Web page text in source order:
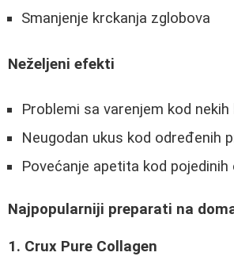
Smanjenje krckanja zglobova
Neželjeni efekti
Problemi sa varenjem kod nekih
Neugodan ukus kod određenih
Povećanje apetita kod pojedinih
Najpopularniji preparati na
1. Crux Pure Collagen